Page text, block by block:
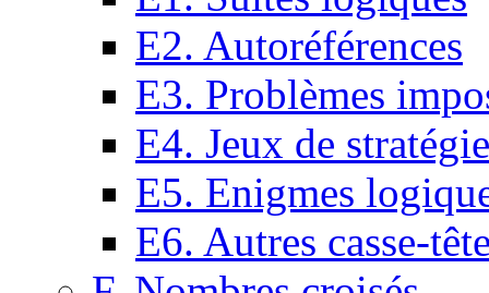
E2. Autoréférences
E3. Problèmes
E4. Jeux de stratégie
E5. Enigmes
E6. Autres casse-